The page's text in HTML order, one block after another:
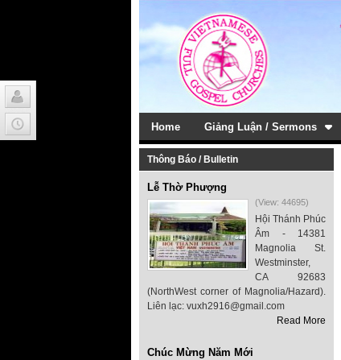
Home Giảng Luận / Sermons
Thông Báo / Bulletin
Lễ Thờ Phượng
(View: 44695)
Hội Thánh Phúc
Âm - 14381
Magnolia St.
Westminster,
CA 92683
(NorthWest corner of Magnolia/Hazard).
Liên lạc: vuxh2916@gmail.com
Read More
Chúc Mừng Năm Mới